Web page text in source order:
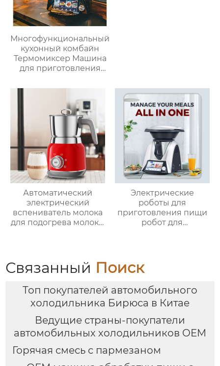
Многофункциональный
кухонный комбайн
Термомиксер Машина
для приготовления
приготовление
Автоматический
электрический
вспениватель молока
для подогрева молока,
пароварочный
Электрические
роботы для
приготовления пищи
робот для
комбайн кухонная
Связанный Поиск
Топ покупателей автомобильного
холодильника Бирюса в Китае
Ведущие страны-покупатели
автомобильных холодильников OEM
Горячая смесь с пармезаном